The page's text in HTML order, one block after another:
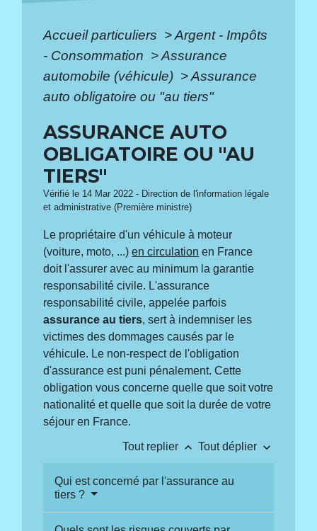
Accueil particuliers >Argent - Impôts
- Consommation >Assurance
automobile (véhicule) >Assurance
auto obligatoire ou "au tiers"
ASSURANCE AUTO
OBLIGATOIRE OU "AU
TIERS"
Vérifié le 14 Mar 2022 - Direction de l'information légale
et administrative (Première ministre)
Le propriétaire d'un véhicule à moteur
(voiture, moto, ...)en circulation en France
doit l'assurer avec au minimum la garantie
responsabilité civile. L'assurance
responsabilité civile, appelée parfois
assurance au tiers, sert à indemniser les
victimes des dommages causés par le
véhicule. Le non-respect de l'obligation
d'assurance est puni pénalement. Cette
obligation vous concerne quelle que soit votre
nationalité et quelle que soit la durée de votre
séjour en France.
Tout replier keyboard_arrow_up Tout déplier keyboard_arrow_down
Qui est concerné par l'assurance au
tiers ?